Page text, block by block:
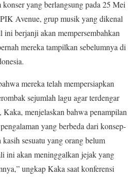
yang berlangsung pada 25 Mei
Avenue, grup musik yang dikenal
ini berjanji akan mempersembahkan
mereka tampilkan sebelumnya di
mereka telah mempersiapkan
sejumlah lagu agar terdengar
menjelaskan bahwa penampilan
yang berbeda dari konsep-
sesuatu yang orang belum
ini akan meninggalkan jejak yang
ungkap Kaka saat konferensi